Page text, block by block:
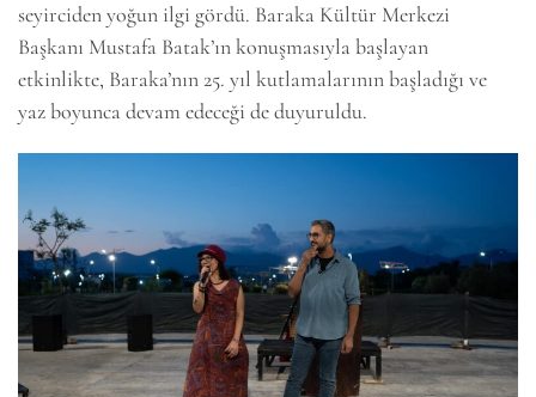
seyirciden yoğun ilgi gördü. Baraka Kültür Merkezi
Başkanı Mustafa Batak’ın konuşmasıyla başlayan
etkinlikte, Baraka’nın 25. yıl kutlamalarının başladığı ve
yaz boyunca devam edeceği de duyuruldu.